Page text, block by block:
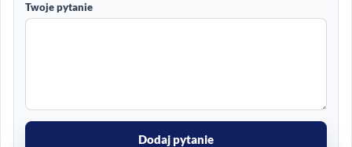
Twoje pytanie
Dodaj pytanie